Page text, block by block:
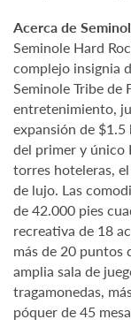
Acerca de
Seminole Hard
complejo insignia
Seminole Tribe de
entretenimiento,
expansión de
del primer y único
torres hoteleras,
de lujo. Las
de 42.000 pies
recreativa de 18
más de 20 puntos
amplia sala de
tragamonedas,
póquer de 45